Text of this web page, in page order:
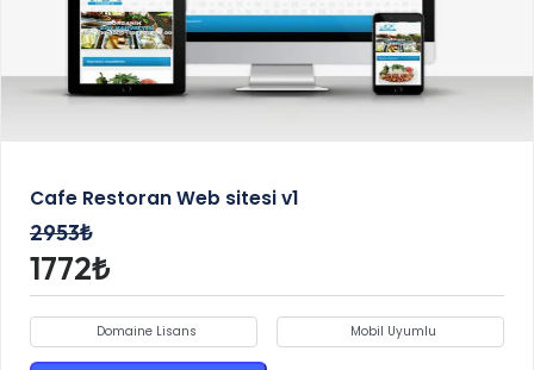
Cafe Restoran Web sitesi v1
2953₺
1772₺
Domaine Lisans Mobil Uyumlu